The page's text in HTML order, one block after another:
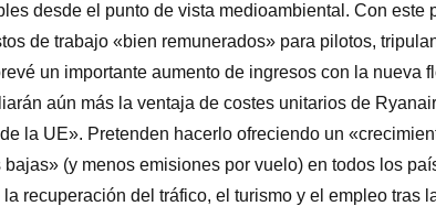
desde el punto de vista medioambiental. Con este
de trabajo «bien remunerados» para pilotos,
un importante aumento de ingresos con la nueva
aún más la ventaja de costes unitarios de
la UE». Pretenden hacerlo ofreciendo un
(y menos emisiones por vuelo) en todos los
recuperación del tráfico, el turismo y el empleo tras